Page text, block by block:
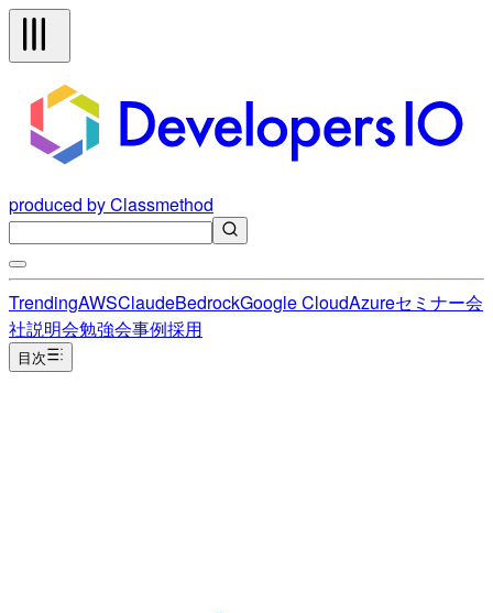
produced by Classmethod
TrendingAWSClaudeBedrockGoogle CloudAzureセミナー会
社説明会勉強会事例採用
目次